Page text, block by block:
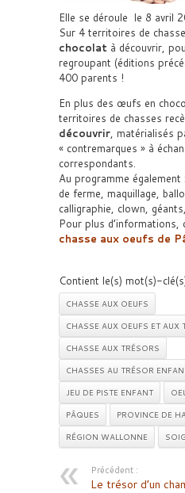
Elle se déroule le 8 avril
Sur 4 territoires de
chocolat à découvrir,
regroupant (éditions
400 parents !
En plus des œufs en
territoires de chasses
découvrir, matérialisés
« contremarques » à
correspondants.
Au programme
de ferme, maquillage,
calligraphie, clown,
Pour plus d’informations,
chasse aux oeufs de
Contient le(s) mot(s)-
CHASSE AUX OEUFS
CHASSE AUX OEUFS ET AUX
CHASSE AUX TRÉSORS
CHASSES AU TRÉSOR
JEU DE PISTE ENFANT
PÂQUES
PROVINCE DE
RÉGION WALLONNE
Précédent :
Le trésor d’un